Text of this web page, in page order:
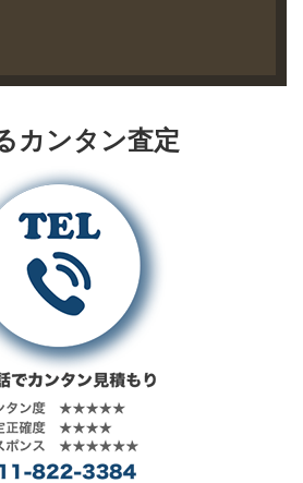
ットシャツ。
両サイドのポ
ブなど、手に
着けたまま入
れられるよう
に当時に考え
られた形状を
再現していま
す。フロント
23」の文字を
ステンシルに
McCOY モデ
Western Shrit
Lot 109 /
MS14012 買取
わせくださ
い。 状態 美品
黒地に白のス
トライプ柄の
別注ドビーク
ロスを使用し
たウエスタン
シャツ。ヨー
ク部分には手
の込んだ刺繍
が施されてい
LETTERMAN
JACKET /
わせくださ
い。 状態 未使
用品 オールド
スクールなレ
ターマンジャ
ケット。左胸
マスコットで
ーン刺繍で仕
上げるという
カンタン査定